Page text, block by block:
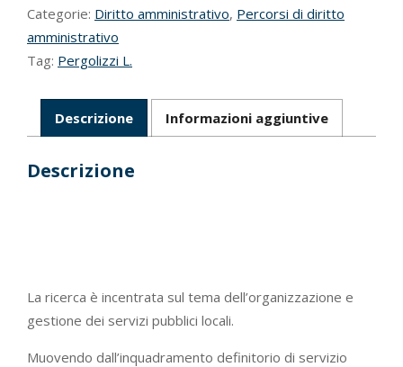
e
funzione
sociale
Categorie: Diritto amministrativo, Percorsi di diritto
amministrativo
Tag: Pergolizzi L.
Descrizione Informazioni aggiuntive
Descrizione
La ricerca è incentrata sul tema dell’organizzazione e
gestione dei servizi pubblici locali.
Muovendo dall’inquadramento definitorio di servizio